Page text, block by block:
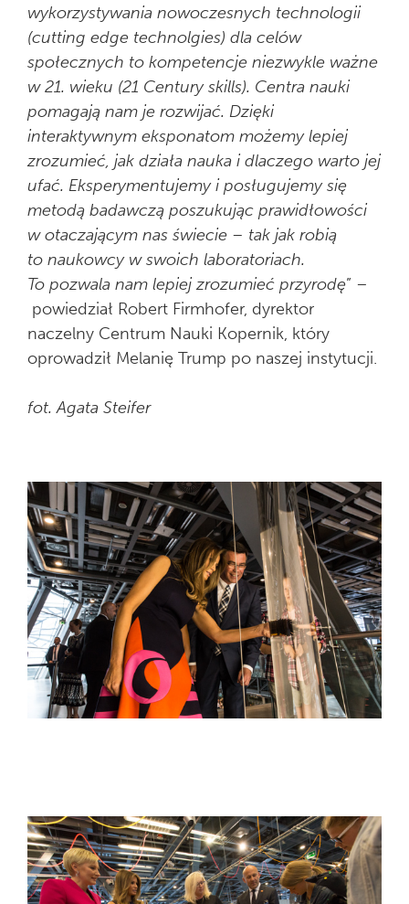
wykorzystywania nowoczesnych technologii
(cutting edge technolgies) dla celów
społecznych to kompetencje niezwykle ważne
w 21. wieku (21 Century skills). Centra nauki
pomagają nam je rozwijać. Dzięki
interaktywnym eksponatom możemy lepiej
zrozumieć, jak działa nauka i dlaczego warto jej
ufać. Eksperymentujemy i posługujemy się
metodą badawczą poszukując prawidłowości
w otaczającym nas świecie – tak jak robią
to naukowcy w swoich laboratoriach.
To pozwala nam lepiej zrozumieć przyrodę” –
powiedział Robert Firmhofer, dyrektor
naczelny Centrum Nauki Kopernik, który
oprowadził Melanię Trump po naszej instytucji.
fot. Agata Steifer